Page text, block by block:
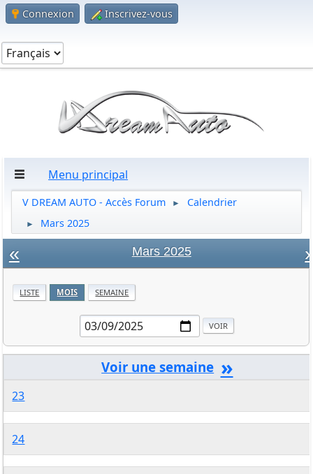
Connexion Inscrivez-vous
Menu principal
V DREAM AUTO - Accès Forum ► Calendrier
► Mars 2025
« »
Mars 2025
LISTE MOIS SEMAINE
»
23
24